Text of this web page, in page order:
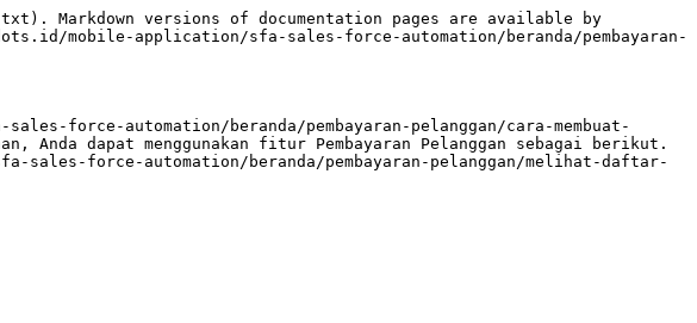
Markdown versions of documentation pages are available by
mobile-application/sfa-sales-force-automation/beranda/pembayaran-
force-automation/beranda/pembayaran-pelanggan/cara-membuat-
Anda dapat menggunakan fitur Pembayaran Pelanggan sebagai berikut.
force-automation/beranda/pembayaran-pelanggan/melihat-daftar-